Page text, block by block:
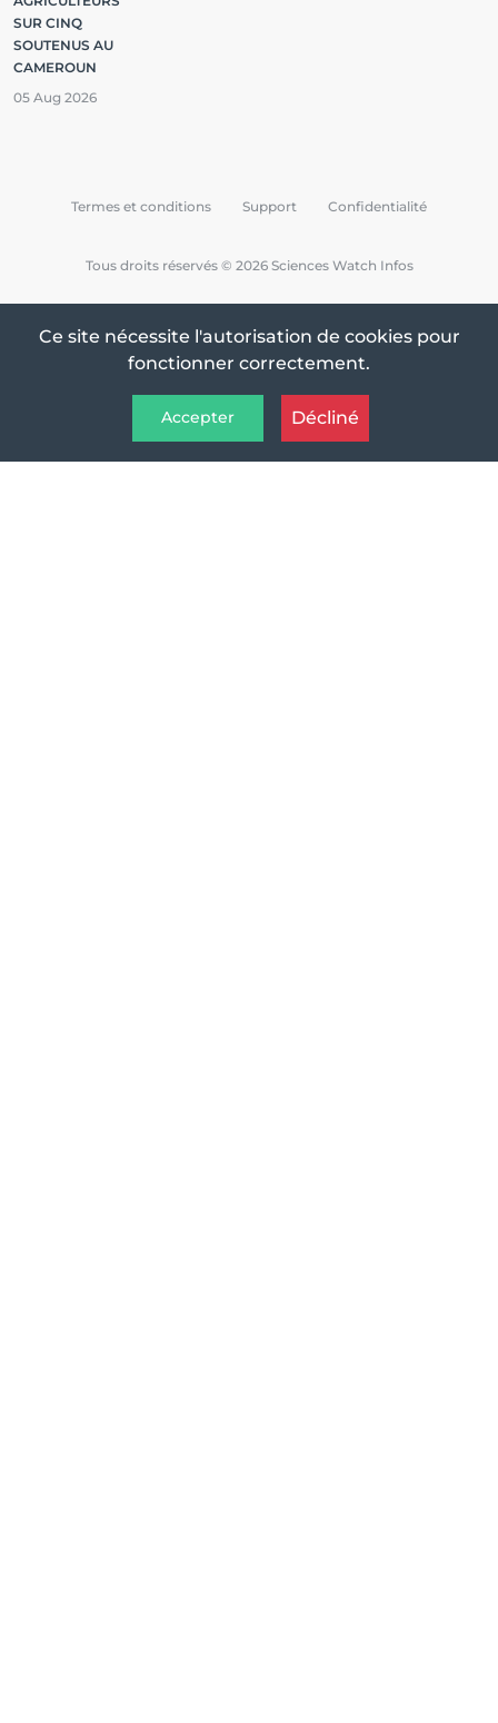
SUR CINQ
SOUTENUS AU
CAMEROUN
05 Aug 2026
Tous droits réservés © 2026 Sciences Watch Infos
Termes et conditions Support Confidentialité
Ce site nécessite l'autorisation de cookies pour
fonctionner correctement.
Accepter Décliné